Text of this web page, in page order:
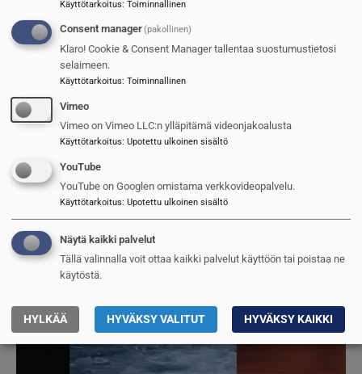
pääkaupunkiseudulla
7.3.2025 Arto Ojanen
Nokia mukana USA:n sotilas-5G -
verkoissa
5.3.2025 Jarmo Sinkkonen
Kuva
Käyttötarkoitus: Toiminnallinen
Consent manager(pakollinen)
Klaro! Cookie & Consent Manager tallentaa suostumustietosi
selaimeen.
Käyttötarkoitus: Toiminnallinen
Vimeo
Vimeo on Vimeo LLC:n ylläpitämä videonjakoalusta
Käyttötarkoitus: Upotettu ulkoinen sisältö
YouTube
YouTube on Googlen omistama verkkovideopalvelu.
Käyttötarkoitus: Upotettu ulkoinen sisältö
Näytä kaikki palvelut
Tällä valinnalla voit ottaa kaikki palvelut käyttöön tai poistaa ne
käytöstä.
HYLKÄÄ HYVÄKSY VALITUT HYVÄKSY KAIKKI